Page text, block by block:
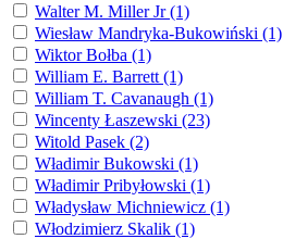
Walter M. Miller Jr (1)
Wiesław Mandryka-Bukowiński (1)
Wiktor Bołba (1)
William E. Barrett (1)
William T. Cavanaugh (1)
Wincenty Łaszewski (23)
Witold Pasek (2)
Władimir Bukowski (1)
Władimir Pribyłowski (1)
Władysław Michniewicz (1)
Włodzimierz Skalik (1)